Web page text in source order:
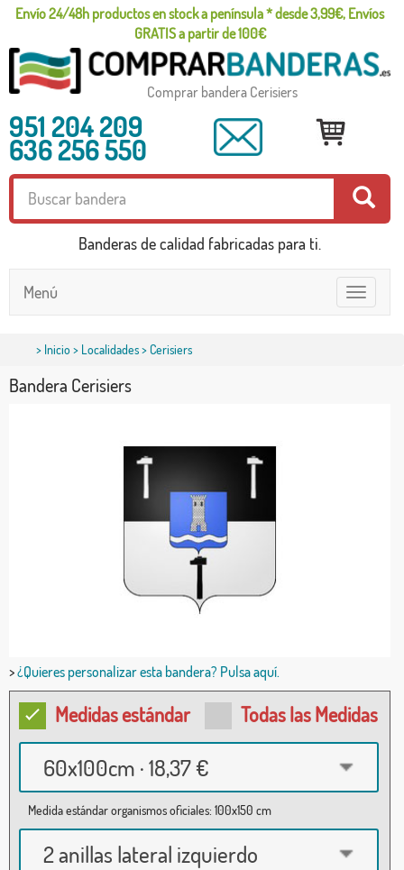
Envío 24/48h productos en stock a península * desde 3,99€, Envíos
GRATIS a partir de 100€
Comprar bandera Cerisiers
951 204 209
636 256 550
Banderas de calidad fabricadas para ti.
Toggle
navigation
Menú
> Inicio> Localidades> Cerisiers
Bandera Cerisiers
>¿Quieres personalizar esta bandera? Pulsa aquí.
Medidas estándar Todas las Medidas
60x100cm · 18,37 €
Medida estándar organismos oficiales: 100x150 cm
2 anillas lateral izquierdo